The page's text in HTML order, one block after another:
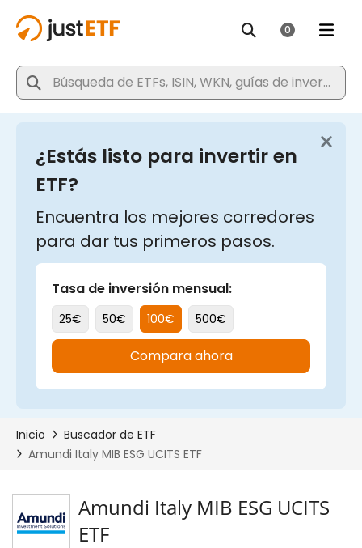
Amundi Italy MIB ESG UCITS
ETF